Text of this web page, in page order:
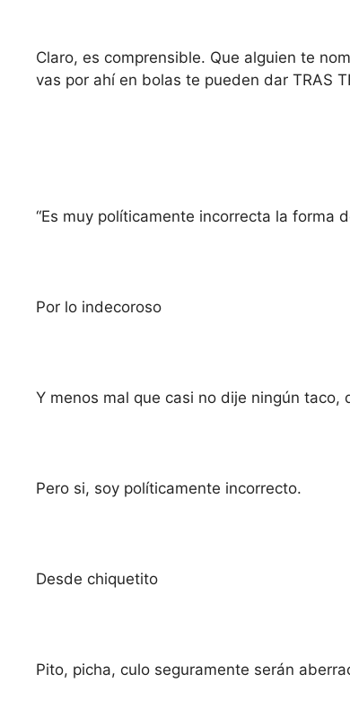
Claro, es comprensible. Que alguien te
vas por ahí en bolas te pueden dar TRAS
“Es muy políticamente incorrecta la forma
Por lo indecoroso
Y menos mal que casi no dije ningún
Pero si, soy políticamente incorrecto.
Desde chiquetito
Pito, picha, culo seguramente serán